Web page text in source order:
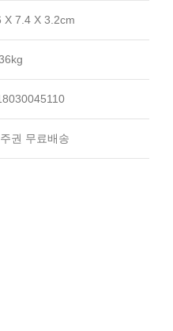
X 7.4 X 3.2cm
권 무료배송